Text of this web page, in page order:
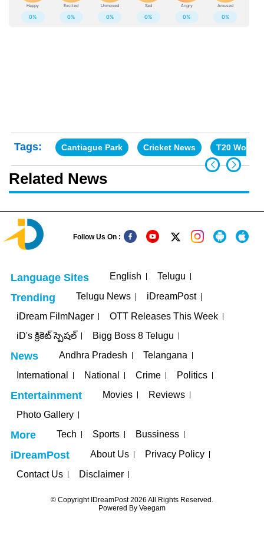
Tags: Cantiague Park Cricket News T20 World
Related News
Follow Us On :
Language Sites English Telugu
Trending Telugu News
iDreamPost
iDream FilmNager
OTT Releases This Week
iD's క్రికెట్ స్పెషల్
Bigg Boss 8 Telugu
News Andhra Pradesh
Telangana
International
National Crime Politics
Entertainment Movies
Reviews
Photo Gallery
More Tech Sports Bussiness
iDreamPost About Us
Privacy Policy
Contact Us
Disclaimer
© Copyright IDreamPost 2026 All Rights Reserved.
Powered By Veegam